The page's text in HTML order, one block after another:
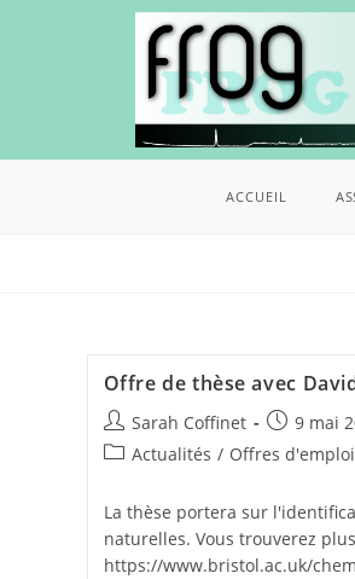
ACCUEIL
Offre de thèse avec
Sarah Coffinet
9 mai
Actualités / Offres
La thèse portera sur
naturelles. Vous trouverez
https://www.bristol.ac.uk/